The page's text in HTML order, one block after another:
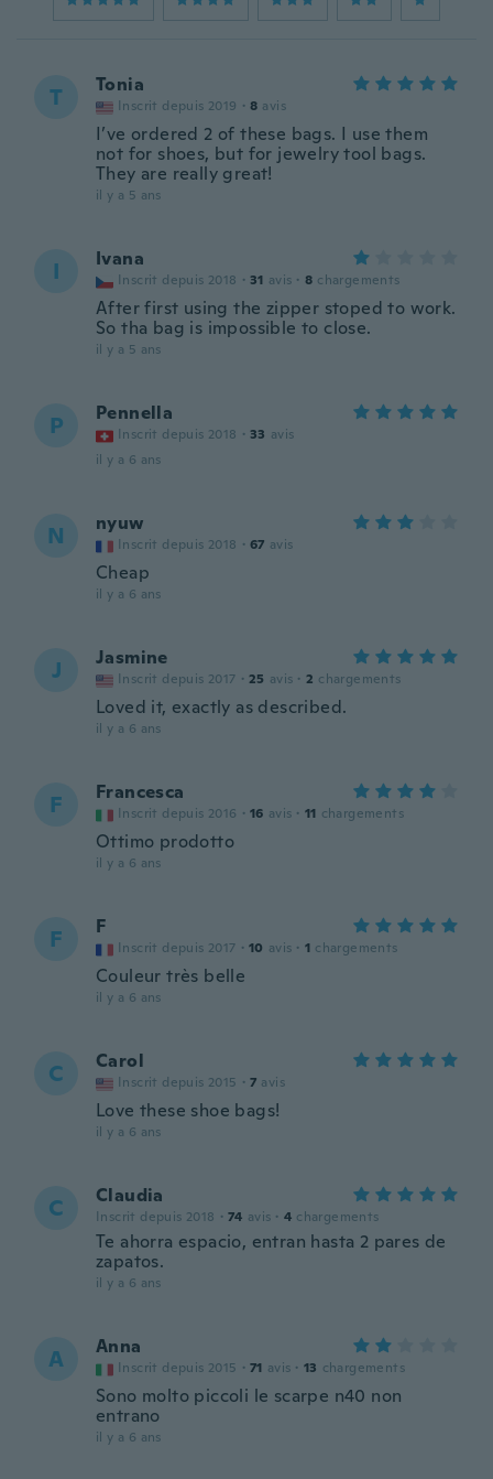
T Tonia
Inscrit depuis 2019 · 8 avis
I’ve ordered 2 of these bags. I use them
not for shoes, but for jewelry tool bags.
They are really great!
il y a 5 ans
I Ivana
Inscrit depuis 2018 · 31 avis · 8 chargements
After first using the zipper stoped to work.
So tha bag is impossible to close.
il y a 5 ans
P Pennella
Inscrit depuis 2018 · 33 avis
il y a 6 ans
N nyuw
Inscrit depuis 2018 · 67 avis
Cheap
il y a 6 ans
J Jasmine
Inscrit depuis 2017 · 25 avis · 2 chargements
Loved it, exactly as described.
il y a 6 ans
F Francesca
Inscrit depuis 2016 · 16 avis · 11 chargements
Ottimo prodotto
il y a 6 ans
F F
Inscrit depuis 2017 · 10 avis · 1 chargements
Couleur très belle
il y a 6 ans
C Carol
Inscrit depuis 2015 · 7 avis
Love these shoe bags!
il y a 6 ans
C Claudia
Inscrit depuis 2018 · 74 avis · 4 chargements
Te ahorra espacio, entran hasta 2 pares de
zapatos.
il y a 6 ans
A Anna
Inscrit depuis 2015 · 71 avis · 13 chargements
Sono molto piccoli le scarpe n40 non
entrano
il y a 6 ans